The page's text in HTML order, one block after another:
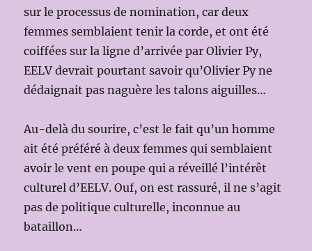
sur le processus de nomination, car deux
femmes semblaient tenir la corde, et ont été
coiffées sur la ligne d’arrivée par Olivier Py,
EELV devrait pourtant savoir qu’Olivier Py ne
dédaignait pas naguère les talons aiguilles…
Au-delà du sourire, c’est le fait qu’un homme
ait été préféré à deux femmes qui semblaient
avoir le vent en poupe qui a réveillé l’intérêt
culturel d’EELV. Ouf, on est rassuré, il ne s’agit
pas de politique culturelle, inconnue au
bataillon…